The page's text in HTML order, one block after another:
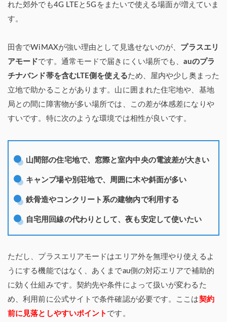
れた郊外でも4G LTEと5Gをまたいで使える場面が増えていま
す。
田舎でWiMAXが強い理由として見逃せないのが、 プラスエリ
アモードです。通常モードで届きにくい場所でも、auのプラ
チナバンド帯を含むLTE側を使えるため、屋内や少し奥まった
立地で助かることがあります。山に囲まれた住宅地や、基地
局との間に障害物が多い場所では、この差が体感差になりや
すいです。特に次のような環境では相性が良いです。
山間部の住宅地で、窓際と室内中央の電波差が大きい
キャンプ場や別荘地で、周囲に木や斜面が多い
鉄骨造やコンクリート系の建物内で利用する
自宅用回線の代わりとして、夜も安定して使いたい
ただし、プラスエリアモードはエリア外を無理やり使えるよ
うにする機能ではなく、あくまでau側の対応エリアで補助的
に効く仕組みです。契約先や条件によって扱いが変わるた
め、利用前に公式サイトで条件確認が必要です。ここは契約
前に見落としやすいポイント です。